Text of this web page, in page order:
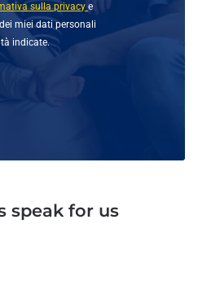
sulla privacye
miei dati personali
indicate.
speak for us